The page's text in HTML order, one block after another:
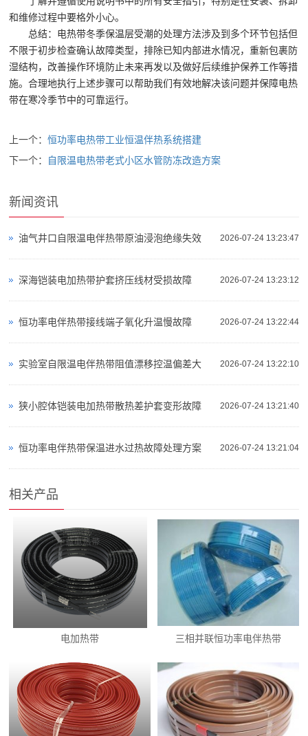
和维修过程中要格外小心。
总结：电热带冬季保温层受潮的处理方法涉及到多个环节包括但
不限于初步检查确认故障类型，排除已知内部进水情况，重新包裹防
湿结构，改善操作环境防止未来再发以及做好后续维护保养工作等措
施。合理地执行上述步骤可以帮助我们有效地解决该问题并保障电热
带在寒冷季节中的可靠运行。
上一个：恒功率电热带工业恒温伴热系统搭建
下一个： 自限温电热带老式小区水管防冻改造方案
新闻资讯
2026-07-24 13:23:47
油气井口自限温电伴热带原油浸泡绝缘失效
2026-07-24 13:23:12
深海铠装电加热带护套挤压线材受损故障
2026-07-24 13:22:44
恒功率电伴热带接线端子氧化升温慢故障
2026-07-24 13:22:10
实验室自限温电伴热带阻值漂移控温偏差大
2026-07-24 13:21:40
狭小腔体铠装电加热带散热差护套变形故障
2026-07-24 13:21:04
恒功率电伴热带保温进水过热故障处理方案
相关产品
电加热带 三相并联恒功率电伴热带